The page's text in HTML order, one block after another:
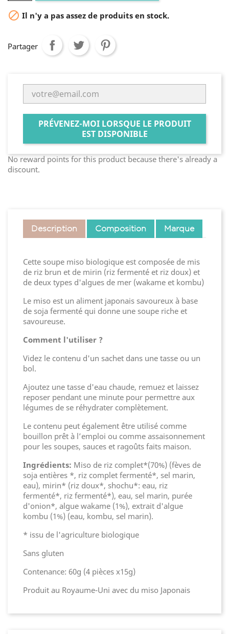
 Il n'y a pas assez de produits en stock.
Partager
PRÉVENEZ-MOI LORSQUE LE PRODUIT
EST DISPONIBLE
No reward points for this product because there's already a
discount.
Description Composition Marque
Cette soupe miso biologique est composée de mis
de riz brun et de mirin (riz fermenté et riz doux) et
de deux types d'algues de mer (wakame et kombu)
Le miso est un aliment japonais savoureux à base
de soja fermenté qui donne une soupe riche et
savoureuse.
Comment l'utiliser ?
Videz le contenu d'un sachet dans une tasse ou un
bol.
Ajoutez une tasse d'eau chaude, remuez et laissez
reposer pendant une minute pour permettre aux
légumes de se réhydrater complètement.
Le contenu peut également être utilisé comme
bouillon prêt à l’emploi ou comme assaisonnement
pour les soupes, sauces et ragoûts faits maison.
Ingrédients: Miso de riz complet*(70%) (fèves de
soja entières *, riz complet fermenté*, sel marin,
eau), mirin* (riz doux*, shochu*: eau, riz
fermenté*, riz fermenté*), eau, sel marin, purée
d'onion*, algue wakame (1%), extrait d'algue
kombu (1%) (eau, kombu, sel marin).
* issu de l'agriculture biologique
Sans gluten
Contenance: 60g (4 pièces x15g)
Produit au Royaume-Uni avec du miso Japonais